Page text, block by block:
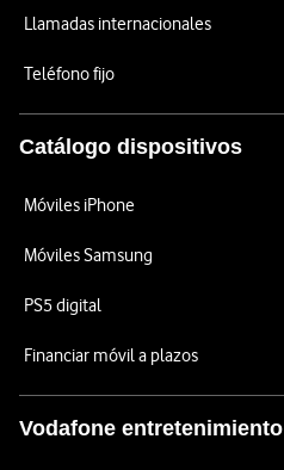
Llamadas internacionales
Teléfono fijo
Catálogo dispositivos
Móviles iPhone
Móviles Samsung
PS5 digital
Financiar móvil a plazos
Vodafone entretenimiento